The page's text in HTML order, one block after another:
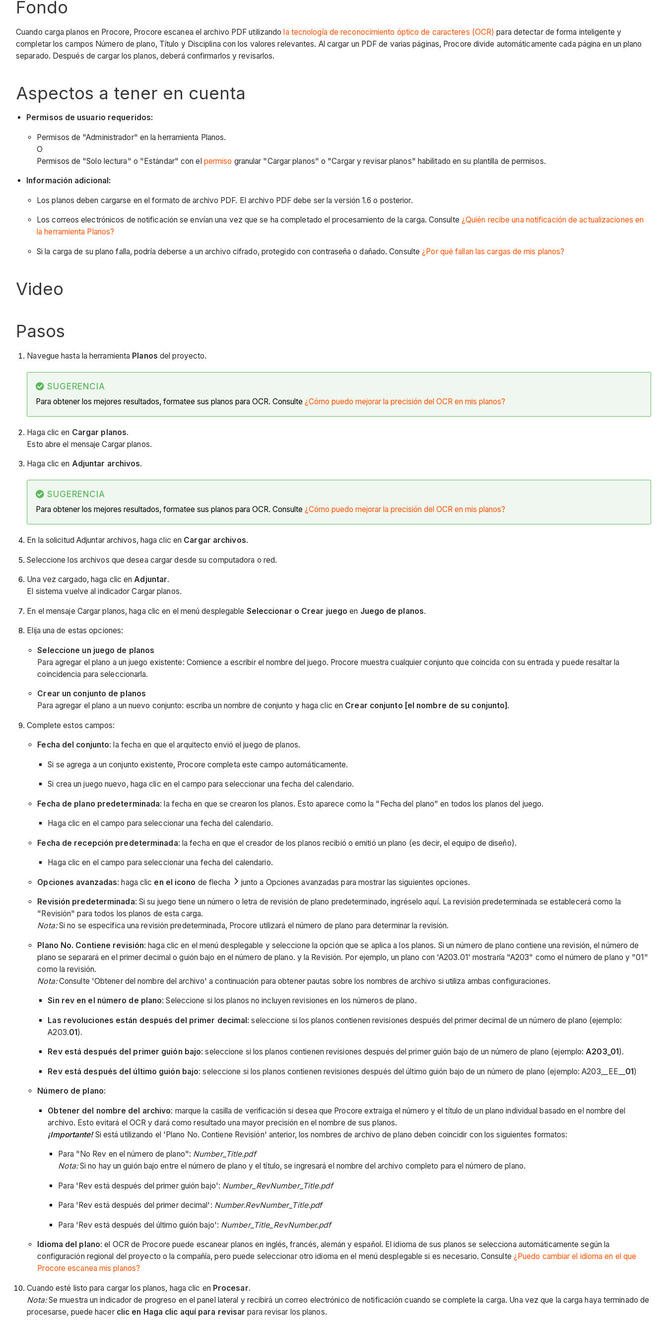
Fondo
Cuando carga planos en Procore, Procore escanea el archivo PDF utilizandola tecnología de reconocimiento óptico de caracteres (OCR) para detectar de forma inteligente y
completar los campos Número de plano, Título y Disciplina con los valores relevantes. Al cargar un PDF de varias páginas, Procore divide automáticamente cada página en un plano
separado. Después de cargar los planos, deberá confirmarlos y revisarlos.
Aspectos a tener en cuenta
Permisos de usuario requeridos:
Permisos de "Administrador" en la herramienta Planos.
O
Permisos de "Solo lectura" o "Estándar" con el permiso granular "Cargar planos" o "Cargar y revisar planos" habilitado en su plantilla de permisos.
Información adicional:
Los planos deben cargarse en el formato de archivo PDF. El archivo PDF debe ser la versión 1.6 o posterior.
Los correos electrónicos de notificación se envían una vez que se ha completado el procesamiento de la carga. Consulte ¿Quién recibe una notificación de actualizaciones en
la herramienta Planos?
Si la carga de su plano falla, podría deberse a un archivo cifrado, protegido con contraseña o dañado. Consulte¿Por qué fallan las cargas de mis planos?
Video
Pasos
Navegue hasta la herramienta Planos del proyecto.
SUGERENCIA
Para obtener los mejores resultados, formatee sus planos para OCR. Consulte ¿Cómo puedo mejorar la precisión del OCR en mis planos?
Haga clic en Cargar planos.
Esto abre el mensaje Cargar planos.
Haga clic en Adjuntar archivos.
SUGERENCIA
Para obtener los mejores resultados, formatee sus planos para OCR. Consulte ¿Cómo puedo mejorar la precisión del OCR en mis planos?
En la solicitud Adjuntar archivos, haga clic en Cargar archivos.
Seleccione los archivos que desea cargar desde su computadora o red.
Una vez cargado, haga clic enAdjuntar.
El sistema vuelve al indicador Cargar planos.
En el mensaje Cargar planos, haga clic en el menú desplegable Seleccionar o Crear juego en Juego de planos.
Elija una de estas opciones:
Seleccione un juego de planos
Para agregar el plano a un juego existente: Comience a escribir el nombre del juego. Procore muestra cualquier conjunto que coincida con su entrada y puede resaltar la
coincidencia para seleccionarla.
Crear un conjunto de planos
Para agregar el plano a un nuevo conjunto: escriba un nombre de conjunto y haga clic en Crear conjunto [el nombre de su conjunto] .
Complete estos campos:
Fecha del conjunto: la fecha en que el arquitecto envió el juego de planos.
Si se agrega a un conjunto existente, Procore completa este campo automáticamente.
Si crea un juego nuevo, haga clic en el campo para seleccionar una fecha del calendario.
Fecha de plano predeterminada: la fecha en que se crearon los planos. Esto aparece como la "Fecha del plano" en todos los planos del juego.
Haga clic en el campo para seleccionar una fecha del calendario.
Fecha de recepción predeterminada: la fecha en que el creador de los planos recibió o emitió un plano (es decir, el equipo de diseño).
Haga clic en el campo para seleccionar una fecha del calendario.
Opciones avanzadas: haga clic en el icono de flecha junto a Opciones avanzadas para mostrar las siguientes opciones.
Revisión predeterminada: Si su juego tiene un número o letra de revisión de plano predeterminado, ingréselo aquí. La revisión predeterminada se establecerá como la
"Revisión" para todos los planos de esta carga.
Nota:Si no se especifica una revisión predeterminada, Procore utilizará el número de plano para determinar la revisión.
Plano No. Contiene revisión: haga clic en el menú desplegable y seleccione la opción que se aplica a los planos. Si un número de plano contiene una revisión, el número de
plano se separará en el primer decimal o guión bajo en el número de plano. y la Revisión. Por ejemplo, un plano con 'A203.01' mostraría "A203" como el número de plano y "01"
como la revisión.
Nota:Consulte 'Obtener del nombre del archivo' a continuación para obtener pautas sobre los nombres de archivo si utiliza ambas configuraciones.
Sin rev en el número de plano: Seleccione si los planos no incluyen revisiones en los números de plano.
Las revoluciones están después del primer decimal: seleccione si los planos contienen revisiones después del primer decimal de un número de plano (ejemplo:
A203.01).
Rev está después del primer guión bajo: seleccione si los planos contienen revisiones después del primer guión bajo de un número de plano (ejemplo:A203_01 ).
Rev está después del último guión bajo: seleccione si los planos contienen revisiones después del último guión bajo de un número de plano (ejemplo: A203__EE__ 01)
Número de plano:
Obtener del nombre del archivo: marque la casilla de verificación si desea que Procore extraiga el número y el título de un plano individual basado en el nombre del
archivo. Esto evitará el OCR y dará como resultado una mayor precisión en el nombre de sus planos.
¡Importante!Si está utilizando el 'Plano No. Contiene Revisión' anterior, los nombres de archivo de plano deben coincidir con los siguientes formatos:
Para "No Rev en el número de plano": Number_Title.pdf
Nota:Si no hay un guión bajo entre el número de plano y el título, se ingresará el nombre del archivo completo para el número de plano.
Para 'Rev está después del primer guión bajo': Number_RevNumber_Title.pdf
Para 'Rev está después del primer decimal': Number.RevNumber_Title.pdf
Para 'Rev está después del último guión bajo': Number_Title_RevNumber.pdf
Idioma del plano: el OCR de Procore puede escanear planos en inglés, francés, alemán y español. El idioma de sus planos se selecciona automáticamente según la
configuración regional del proyecto o la compañía, pero puede seleccionar otro idioma en el menú desplegable si es necesario. Consulte ¿Puedo cambiar el idioma en el que
Procore escanea mis planos?
Cuando esté listo para cargar los planos, haga clic en Procesar.
Nota:Se muestra un indicador de progreso en el panel lateral y recibirá un correo electrónico de notificación cuando se complete la carga. Una vez que la carga haya terminado de
procesarse, puede hacer clic en Haga clic aquí para revisar para revisar los planos.